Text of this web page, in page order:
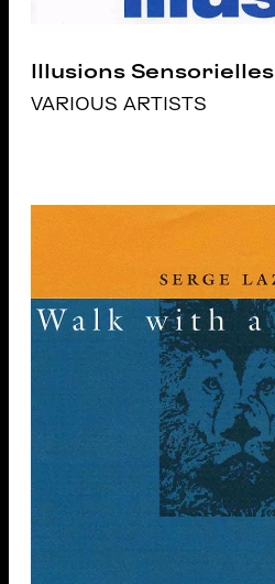
Illusions Sensorielles
VARIOUS ARTISTS